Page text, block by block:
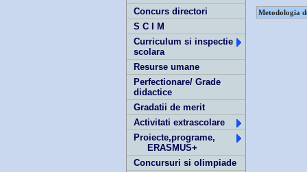
Concurs directori
S C I M
Curriculum si inspectie
scolara
Resurse umane
Perfectionare/ Grade
didactice
Gradatii de merit
Activitati extrascolare
Proiecte,programe,
ERASMUS+
Concursuri si olimpiade
Metodologia